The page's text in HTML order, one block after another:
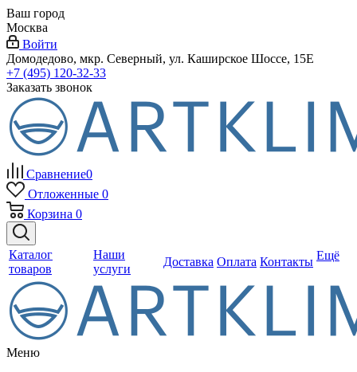
Ваш город
Москва
Войти
Домодедово, мкр. Северный, ул. Каширское Шоссе, 15Е
+7 (495) 120-32-33
Заказать звонок
Сравнение0
Отложенные 0
Корзина 0
Каталог
товаров
Наши
услуги
Доставка Оплата Контакты Ещё
Меню